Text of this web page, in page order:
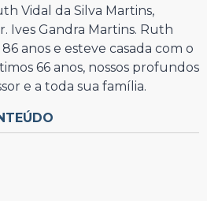
Vidal da Silva Martins,
Ives Gandra Martins. Ruth
anos e esteve casada com o
66 anos, nossos profundos
e a toda sua família.